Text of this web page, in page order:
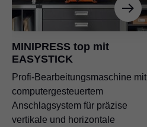
MINIPRESS top mit
EASYSTICK
Profi-Bearbeitungsmaschine mit
computergesteuertem
Anschlagsystem für präzise
vertikale und horizontale